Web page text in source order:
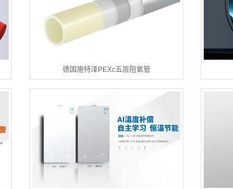
德国施特泽PEXc五层阻氧管